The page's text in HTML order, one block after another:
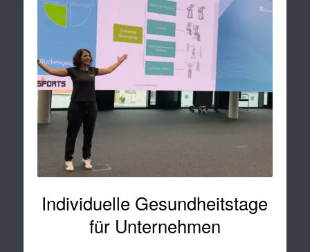
Individuelle Gesundheitstage
für Unternehmen